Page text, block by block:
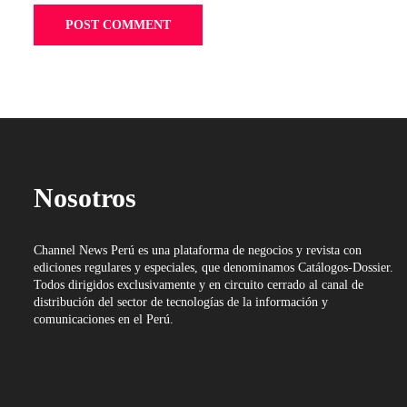
Nosotros
Channel News Perú es una plataforma de negocios y revista con
ediciones regulares y especiales, que denominamos Catálogos-Dossier.
Todos dirigidos exclusivamente y en circuito cerrado al canal de
distribución del sector de tecnologías de la información y
comunicaciones en el Perú.